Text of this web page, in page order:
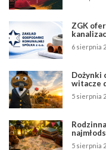
ZGK
6 sierpnia
Dożynki
witacze
5 sierpnia
5 sierpnia